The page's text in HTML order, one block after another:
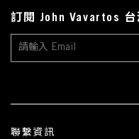
聯繫資訊
訂閱 John Vavartos